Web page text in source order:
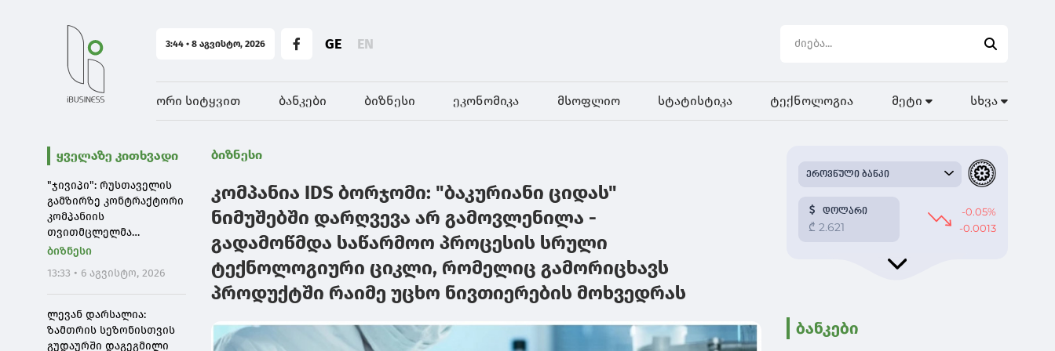
3:44 • 8 აგვისტო, 2026 GE EN
ორი სიტყვით ბანკები ბიზნესი ეკონომიკა მსოფლიო სტატისტიკა ტექნოლოგია მეტი სხვა
ყველაზე კითხვადი
"ჯივიპი": რუსთაველის
გამზირზე კონტრაქტორი
კომპანიის
თვითმცლელმა
ავტომანქანამ ტრანშიის
იმოძრავა, რამაც
ნიადაგის ჩამოშლა და
ტექნიკის მოცურება
გამოიწვია
ბიზნესი
13:33 • 6 აგვისტო, 2026
ლევან დარსალია:
ზამთრის სეზონისთვის
გუდაურში დაგეგმილი
ბიზნესი
კომპანია IDS ბორჯომი: "ბაკურიანი ციდას"
ნიმუშებში დარღვევა არ გამოვლენილა -
გადამოწმდა საწარმოო პროცესის სრული
ტექნოლოგიური ციკლი, რომელიც გამორიცხავს
პროდუქტში რაიმე უცხო ნივთიერების მოხვედრას
ბანკები